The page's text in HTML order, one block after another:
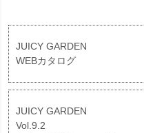
JUICY GARDEN
WEBカタログ
JUICY GARDEN
Vol.9.2